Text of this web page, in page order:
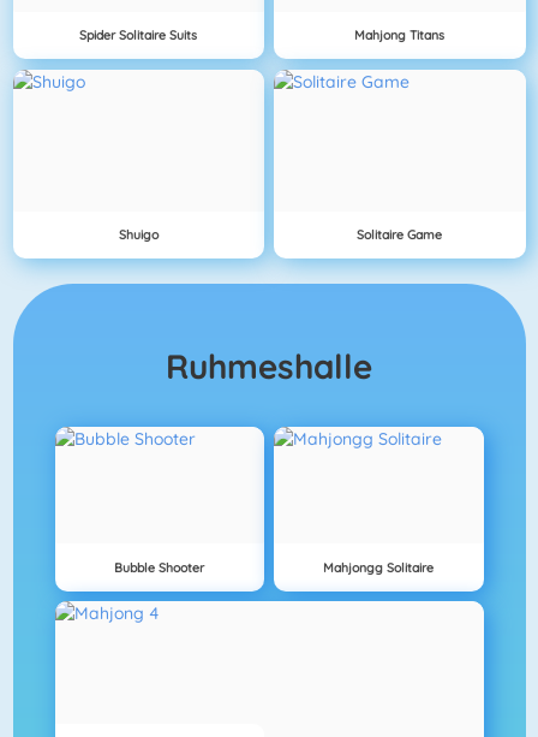
Spider Solitaire Suits Mahjong Titans
Shuigo Solitaire Game
Ruhmeshalle
Bubble Shooter Mahjongg Solitaire